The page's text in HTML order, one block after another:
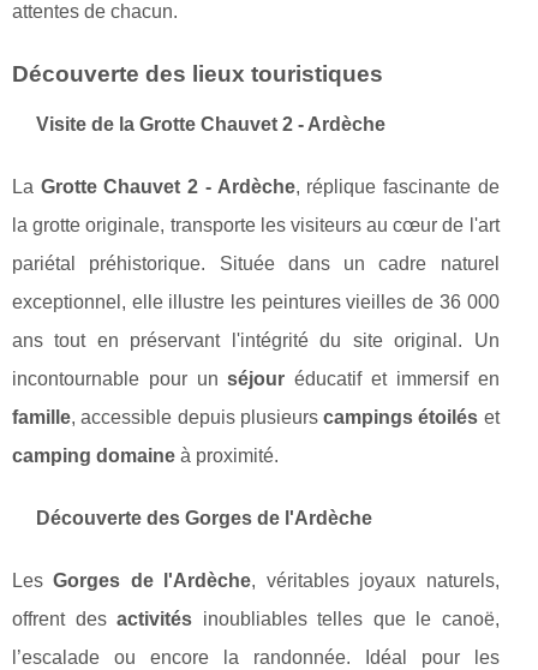
attentes de chacun.
Découverte des lieux touristiques
Visite de la Grotte Chauvet 2 - Ardèche
La Grotte Chauvet 2 - Ardèche, réplique fascinante de
la grotte originale, transporte les visiteurs au cœur de l'art
pariétal préhistorique. Située dans un cadre naturel
exceptionnel, elle illustre les peintures vieilles de 36 000
ans tout en préservant l'intégrité du site original. Un
incontournable pour unséjour éducatif et immersif en
famille, accessible depuis plusieurscampings étoilés et
camping domaine à proximité.
Découverte des Gorges de l'Ardèche
LesGorges de l'Ardèche, véritables joyaux naturels,
offrent desactivités inoubliables telles que le canoë,
l’escalade ou encore la randonnée. Idéal pour les